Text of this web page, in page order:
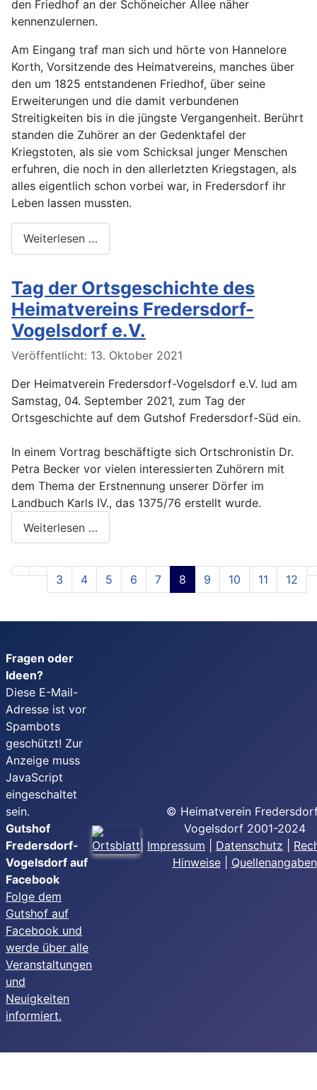
den Friedhof an der Schöneicher Allee näher
kennenzulernen.
Am Eingang traf man sich und hörte von Hannelore
Korth, Vorsitzende des Heimatvereins, manches über
den um 1825 entstandenen Friedhof, über seine
Erweiterungen und die damit verbundenen
Streitigkeiten bis in die jüngste Vergangenheit. Berührt
standen die Zuhörer an der Gedenktafel der
Kriegstoten, als sie vom Schicksal junger Menschen
erfuhren, die noch in den allerletzten Kriegstagen, als
alles eigentlich schon vorbei war, in Fredersdorf ihr
Leben lassen mussten.
Weiterlesen …
Tag der Ortsgeschichte des
Heimatvereins Fredersdorf-
Vogelsdorf e.V.
Veröffentlicht: 13. Oktober 2021
Der Heimatverein Fredersdorf-Vogelsdorf e.V. lud am
Samstag, 04. September 2021, zum Tag der
Ortsgeschichte auf dem Gutshof Fredersdorf-Süd ein.
In einem Vortrag beschäftigte sich Ortschronistin Dr.
Petra Becker vor vielen interessierten Zuhörern mit
dem Thema der Erstnennung unserer Dörfer im
Landbuch Karls IV., das 1375/76 erstellt wurde.
Weiterlesen …
3 4 5 6 7 8 9 10 11 12
Fragen oder
Ideen?
Diese E-Mail-
Adresse ist vor
Spambots
geschützt! Zur
Anzeige muss
JavaScript
eingeschaltet
sein.
Gutshof
Fredersdorf-
Vogelsdorf auf
Facebook
Folge dem
Gutshof auf
Facebook und
werde über alle
Veranstaltungen
und
Neuigkeiten
informiert.
© Heimatverein
Vogelsdorf 2001-2024
Impressum Datenschutz
Hinweise| Quellenangaben